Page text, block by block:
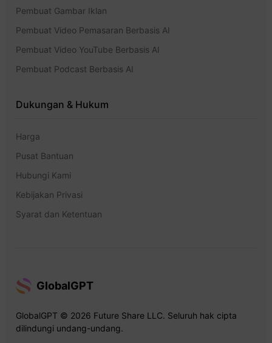
Pembuat Gambar Iklan
Pembuat Video Pemasaran Berbasis AI
Pembuat Video YouTube Berbasis AI
Pembuat Podcast Berbasis AI
Dukungan & Hukum
Harga
Pusat Bantuan
Hubungi Kami
Kebijakan Privasi
Syarat dan Ketentuan
GlobalGPT
GlobalGPT © 2026 Future Share LLC. Seluruh hak cipta
dilindungi undang-undang.